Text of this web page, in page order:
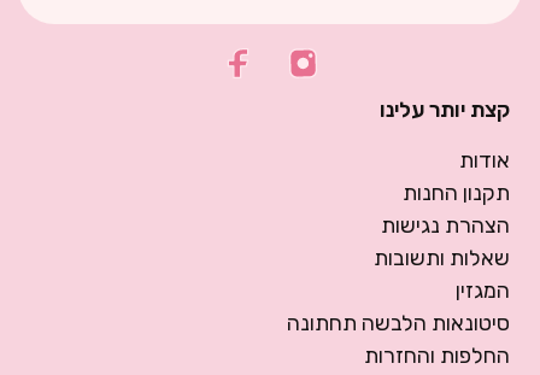
קצת יותר עלינו
אודות
תקנון החנות
הצהרת נגישות
שאלות ותשובות
המגזין
סיטונאות הלבשה תחתונה
החלפות והחזרות